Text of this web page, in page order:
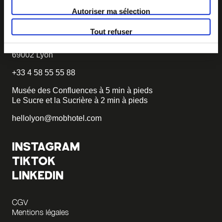
Autoriser ma sélection
Tout refuser
TROUVER MOB HOTEL
Hôtel 3 étoiles
55 quai Rambaud
69002 Lyon
+33 4 58 55 55 88
Musée des Confluences à 5 min à pieds
Le Sucre et la Sucrière à 2 min à pieds
hellolyon@mobhotel.com
INSTAGRAM
TIKTOK
LINKEDIN
CGV
Mentions légales